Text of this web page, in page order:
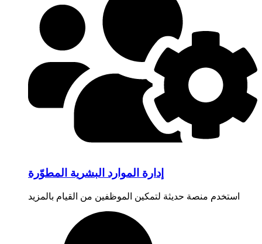
إدارة الموارد البشرية المطوّرة
استخدم منصة حديثة لتمكين الموظفين من القيام بالمزيد